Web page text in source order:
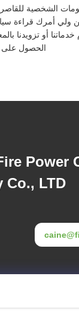
الشخصية
ولي أمرك قراءة
خدماتنا أو تزويدنا
الحصول على
Power
Co., LTD